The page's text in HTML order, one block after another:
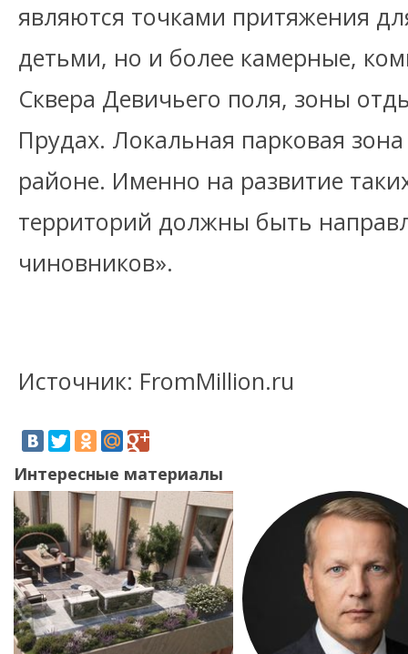
являются точками притяжения
детьми, но и более камерные,
Сквера Девичьего поля, зоны
Прудах. Локальная парковая
районе. Именно на развитие
территорий должны быть
чиновников».
Источник: FromMillion.ru
Интересные материалы